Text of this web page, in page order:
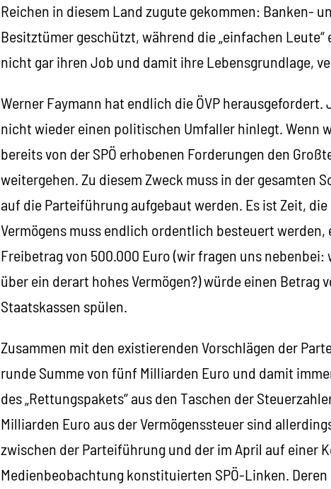
Reichen in diesem Land zugute gekommen: Banken-
Besitztümer geschützt, während die „einfachen
nicht gar ihren Job und damit ihre Lebensgrundlage,
Werner Faymann hat endlich die ÖVP
nicht wieder einen politischen Umfaller hinlegt. Wenn
bereits von der SPÖ erhobenen Forderungen den
weitergehen. Zu diesem Zweck muss in der gesamten
auf die Parteiführung aufgebaut werden. Es ist Zeit,
Vermögens muss endlich ordentlich besteuert werden,
Freibetrag von 500.000 Euro (wir fragen uns
über ein derart hohes Vermögen?) würde einen Betrag
Staatskassen spülen.
Zusammen mit den existierenden Vorschlägen der
runde Summe von fünf Milliarden Euro und damit
des „Rettungspakets“ aus den Taschen der
Milliarden Euro aus der Vermögenssteuer sind
zwischen der Parteiführung und der im April auf einer
Medienbeobachtung konstituierten SPÖ-Linken.